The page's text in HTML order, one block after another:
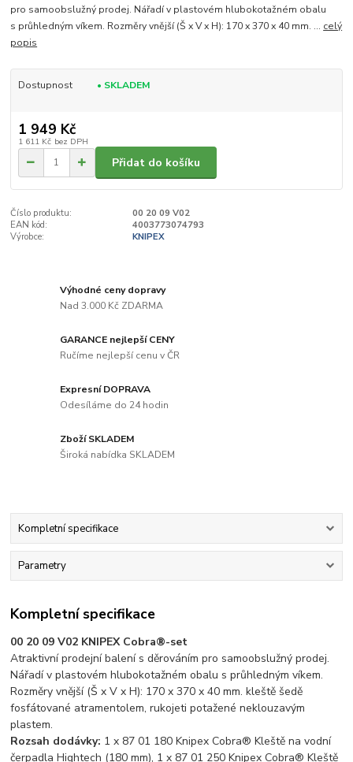
pro samoobslužný prodej. Nářadí v plastovém hlubokotažném obalu
s průhledným víkem. Rozměry vnější (Š x V x H): 170 x 370 x 40 mm. ... celý
popis
Dostupnost • SKLADEM
1 949 Kč
1 611 Kč bez DPH
Přidat do košíku
Číslo produktu:
00 20 09 V02
EAN kód:
4003773074793
Výrobce:
KNIPEX
Výhodné ceny dopravy
Nad 3.000 Kč ZDARMA
GARANCE nejlepší CENY
Ručíme nejlepší cenu v ČR
Expresní DOPRAVA
Odesíláme do 24 hodin
Zboží SKLADEM
Široká nabídka SKLADEM
Kompletní specifikace
Parametry
Kompletní specifikace
00 20 09 V02 KNIPEX Cobra®-set
Atraktivní prodejní balení s děrováním pro samoobslužný prodej.
Nářadí v plastovém hlubokotažném obalu s průhledným víkem.
Rozměry vnější (Š x V x H): 170 x 370 x 40 mm. kleště šedě
fosfátované atramentolem, rukojeti potažené neklouzavým
plastem.
Rozsah dodávky: 1 x 87 01 180 Knipex Cobra® Kleště na vodní
čerpadla Hightech (180 mm), 1 x 87 01 250 Knipex Cobra® Kleště